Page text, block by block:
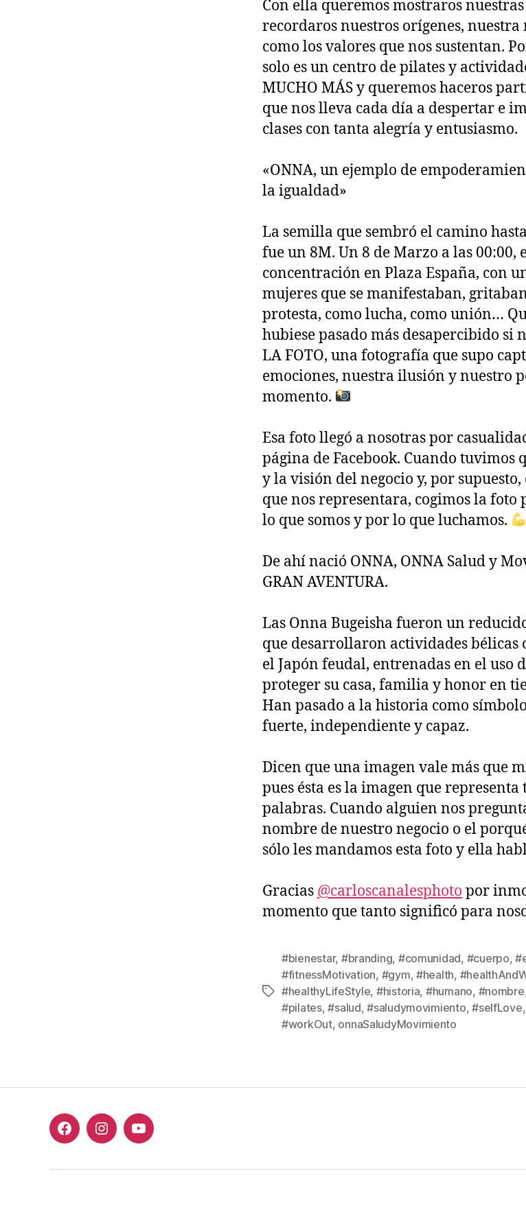
Con ella queremos mostraros
recordaros nuestros orígenes,
como los valores que nos sustentan.
solo es un centro de pilates y
MUCHO MÁS y queremos haceros
que nos lleva cada día a despertar e
clases con tanta alegría y entusiasmo.
«ONNA, un ejemplo de
la igualdad»
La semilla que sembró el camino
fue un 8M. Un 8 de Marzo a las 00:00,
concentración en Plaza España, con
mujeres que se manifestaban,
protesta, como lucha, como unión…
hubiese pasado más desapercibido si
LA FOTO, una fotografía que supo
emociones, nuestra ilusión y nuestro
momento.
Esa foto llegó a nosotras por
página de Facebook. Cuando tuvimos
y la visión del negocio y, por
que nos representara, cogimos la
lo que somos y por lo que luchamos.
De ahí nació ONNA, ONNA Salud y
GRAN AVENTURA.
Las Onna Bugeisha fueron un
que desarrollaron actividades bélicas
el Japón feudal, entrenadas en el uso
proteger su casa, familia y honor en
Han pasado a la historia como
fuerte, independiente y capaz.
Dicen que una imagen vale más que
pues ésta es la imagen que representa
palabras. Cuando alguien nos
nombre de nuestro negocio o el
sólo les mandamos esta foto y ella
Gracias @carloscanalesphoto por
momento que tanto significó para
Etiquetas
#bienestar, #branding, #comunidad, #cuerpo,
#fitnessMotivation, #gym, #health,
#healthyLifeStyle, #historia, #humano, #nombre
#pilates,#salud,#saludymovimiento,#selfLove
#workOut, onnaSaludyMovimiento
FacebookInstagramYoutube